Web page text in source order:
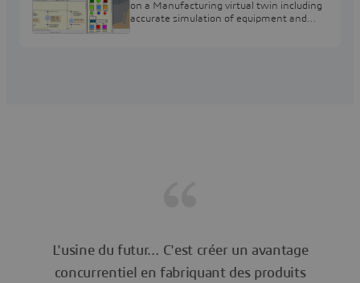
on a Manufacturing virtual twin including
accurate simulation of equipment and
L'usine du futur… C'est créer un avantage
concurrentiel en fabriquant des produits